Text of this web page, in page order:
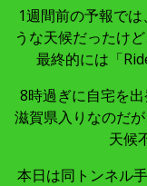
1週間前の予報で
うな天候だったけ
最終的には「
8時過ぎに自宅を
滋賀県入りなのだ
天候
本日は同トンネル